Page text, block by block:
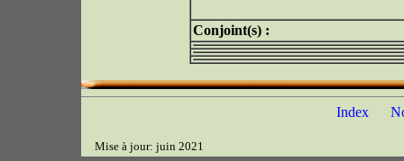
Conjoint(s) :
Index
Mise à jour: juin 2021